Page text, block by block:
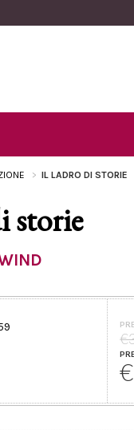
IL LADRO DI STORIE
storie